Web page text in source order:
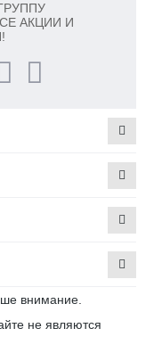
АКЦИИ И
внимание.
не являются